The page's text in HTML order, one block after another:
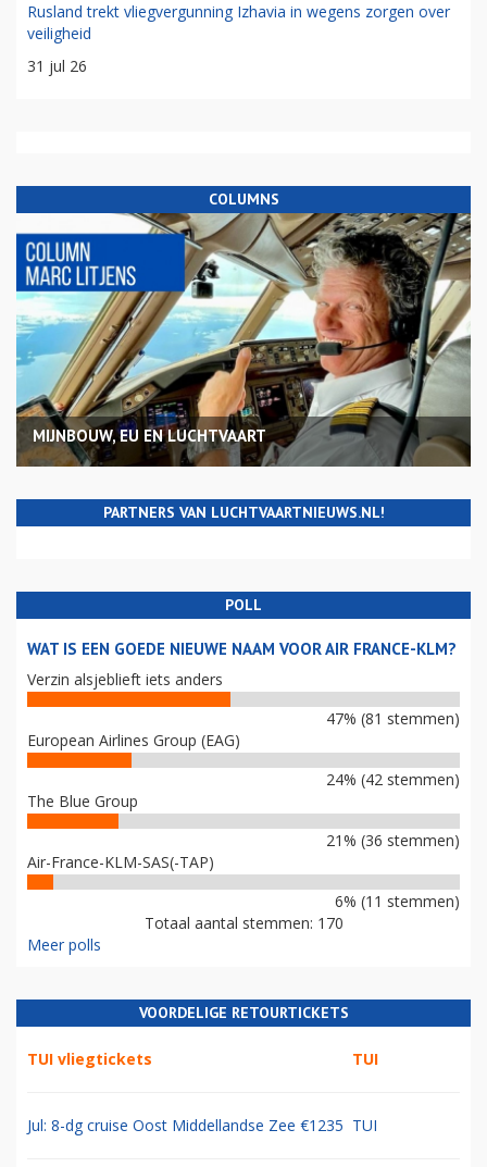
Rusland trekt vliegvergunning Izhavia in wegens zorgen over
veiligheid
31 jul 26
COLUMNS
MIJNBOUW, EU EN LUCHTVAART
PARTNERS VAN LUCHTVAARTNIEUWS.NL!
POLL
WAT IS EEN GOEDE NIEUWE NAAM VOOR AIR FRANCE-KLM?
Verzin alsjeblieft iets anders
47% (81 stemmen)
European Airlines Group (EAG)
24% (42 stemmen)
The Blue Group
21% (36 stemmen)
Air-France-KLM-SAS(-TAP)
6% (11 stemmen)
Totaal aantal stemmen: 170
Meer polls
VOORDELIGE RETOURTICKETS
TUI vliegtickets TUI
Jul: 8-dg cruise Oost Middellandse Zee €1235 TUI